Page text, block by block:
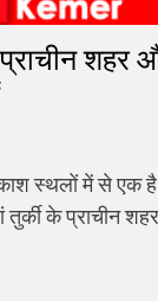
शहर
स्थलों में से एक
तुर्की के प्राचीन